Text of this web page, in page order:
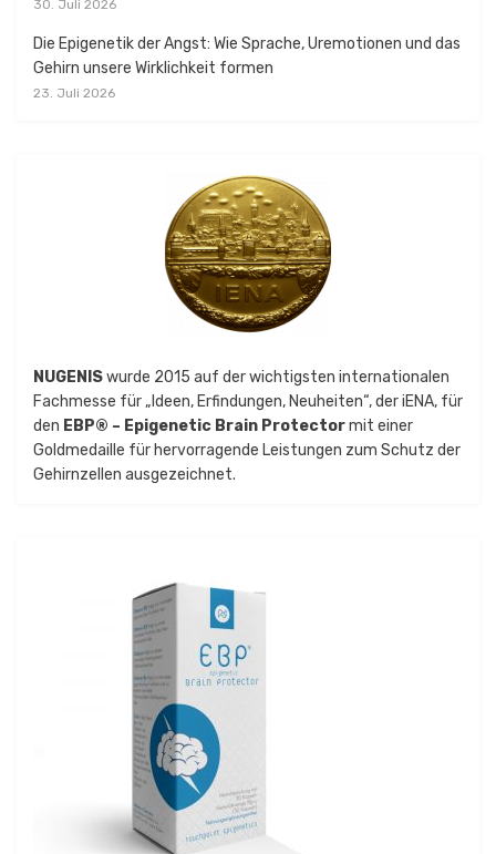
30. Juli 2026
Die Epigenetik der Angst: Wie Sprache, Uremotionen und das
Gehirn unsere Wirklichkeit formen
23. Juli 2026
NUGENISwurde 2015 auf der wichtigsten internationalen
Fachmesse für „Ideen, Erfindungen, Neuheiten“, der iENA, für
den EBP® – Epigenetic Brain Protectormit einer
Goldmedaille für hervorragende Leistungen zum Schutz der
Gehirnzellen ausgezeichnet.